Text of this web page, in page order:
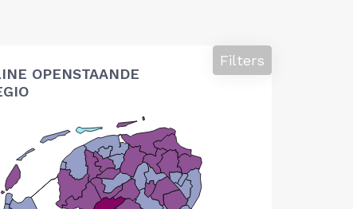
OPENSTAANDE
Filters